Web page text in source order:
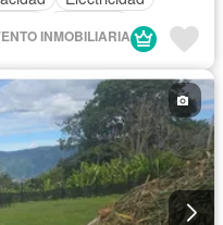
Vista panorámica
Piscina
Agua
INMOBILIARIA